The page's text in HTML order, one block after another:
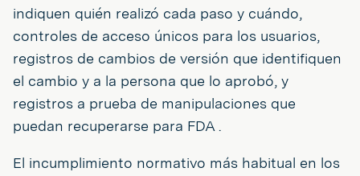
indiquen quién realizó cada paso y cuándo,
controles de acceso únicos para los usuarios,
registros de cambios de versión que identifiquen
el cambio y a la persona que lo aprobó, y
registros a prueba de manipulaciones que
puedan recuperarse para FDA .
El incumplimiento normativo más habitual en los